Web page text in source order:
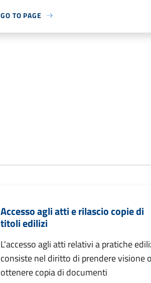
GO TO PAGE
Accesso agli atti e rilascio copie di
titoli edilizi
L'accesso agli atti relativi a pratiche
consiste nel diritto di prendere visione
ottenere copia di documenti